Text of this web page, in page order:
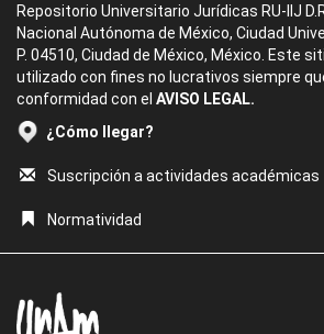
Repositorio Universitario Jurídicas RU-IIJ
Nacional Autónoma de México, Ciudad
P. 04510, Ciudad de México, México. Este
utilizado con fines no lucrativos siempre
conformidad con el AVISO LEGAL.
¿Cómo llegar?
Suscripción a actividades académicas
Normatividad